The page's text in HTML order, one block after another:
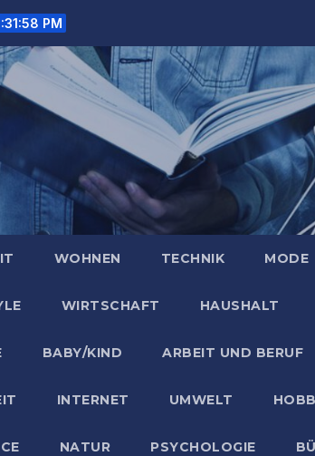
PM
WOHNEN TECHNIK MODE
WIRTSCHAFT HAUSHALT
BABY/KIND ARBEIT UND BERUF
INTERNET UMWELT
NATUR PSYCHOLOGIE